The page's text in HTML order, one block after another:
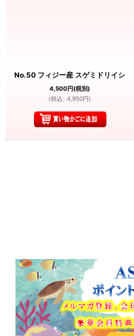
No.50 フィジー産 スゲミドリイシ
4,500円(税別)
(税込 : 4,950円)